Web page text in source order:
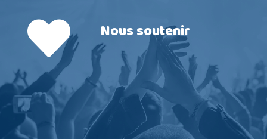
Nous soutenir